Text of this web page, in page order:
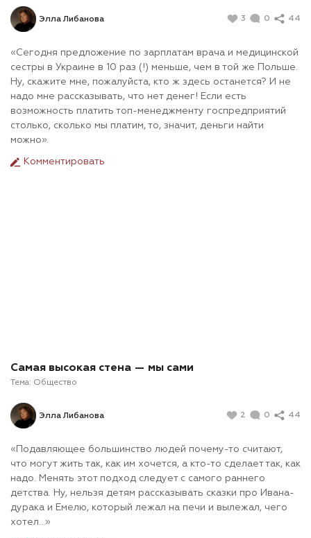
Элла Либанова 3 0 44
«Сегодня предложение по зарплатам врача и медицинской
сестры в Украине в 10 раз (!) меньше, чем в той же Польше.
Ну, скажите мне, пожалуйста, кто ж здесь останется? И не
надо мне рассказывать, что нет денег! Если есть
возможность платить топ-менеджменту госпредприятий
столько, сколько мы платим, то, значит, деньги найти
можно».
Комментировать
Самая высокая стена — мы сами
Тема: Общество
Элла Либанова 2 0 44
«Подавляющее большинство людей почему-то считают,
что могут жить так, как им хочется, а кто-то сделает так, как
надо. Менять этот подход следует с самого раннего
детства. Ну, нельзя детям рассказывать сказки про Ивана-
дурака и Емелю, который лежал на печи и вылежал, чего
хотел…»